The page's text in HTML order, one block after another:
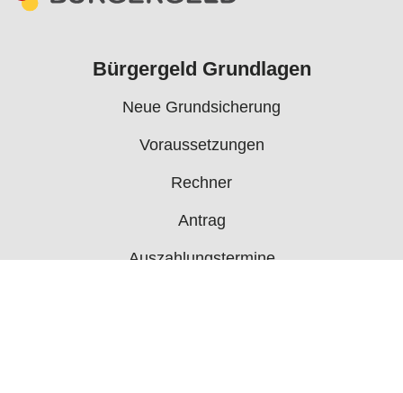
Bürgergeld Grundlagen
Neue Grundsicherung
Voraussetzungen
Rechner
Antrag
Auszahlungstermine